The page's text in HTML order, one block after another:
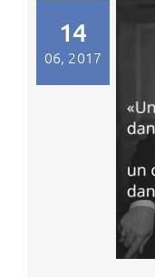
14
06, 2017